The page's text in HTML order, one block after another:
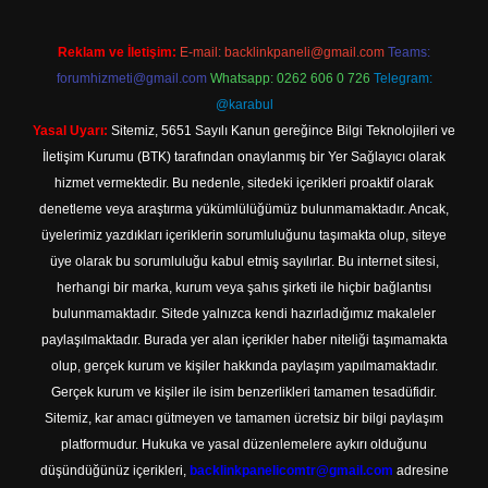
Reklam ve İletişim: E-mail: backlinkpaneli@gmail.com Teams:
forumhizmeti@gmail.com Whatsapp: 0262 606 0 726 Telegram:
@karabul
Yasal Uyarı: Sitemiz, 5651 Sayılı Kanun gereğince Bilgi Teknolojileri ve
İletişim Kurumu (BTK) tarafından onaylanmış bir Yer Sağlayıcı olarak
hizmet vermektedir. Bu nedenle, sitedeki içerikleri proaktif olarak
denetleme veya araştırma yükümlülüğümüz bulunmamaktadır. Ancak,
üyelerimiz yazdıkları içeriklerin sorumluluğunu taşımakta olup, siteye
üye olarak bu sorumluluğu kabul etmiş sayılırlar. Bu internet sitesi,
herhangi bir marka, kurum veya şahıs şirketi ile hiçbir bağlantısı
bulunmamaktadır. Sitede yalnızca kendi hazırladığımız makaleler
paylaşılmaktadır. Burada yer alan içerikler haber niteliği taşımamakta
olup, gerçek kurum ve kişiler hakkında paylaşım yapılmamaktadır.
Gerçek kurum ve kişiler ile isim benzerlikleri tamamen tesadüfidir.
Sitemiz, kar amacı gütmeyen ve tamamen ücretsiz bir bilgi paylaşım
platformudur. Hukuka ve yasal düzenlemelere aykırı olduğunu
düşündüğünüz içerikleri, backlinkpanelicomtr@gmail.com adresine